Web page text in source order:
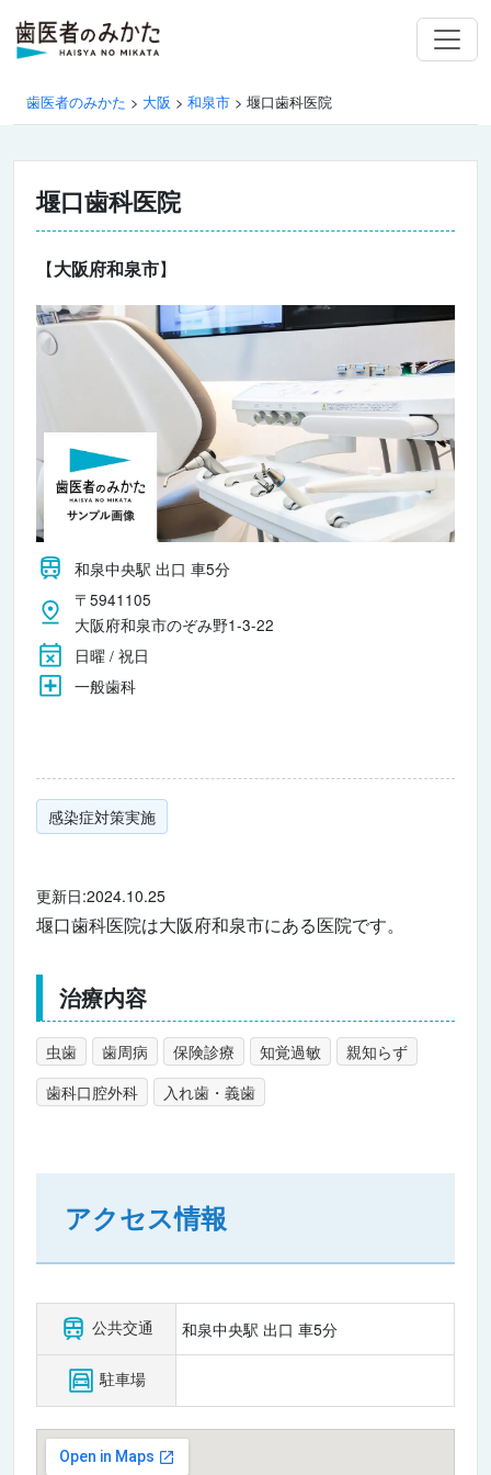
歯医者のみかた > 大阪 > 和泉市 > 堰口歯科医院
堰口歯科医院
【大阪府和泉市】
和泉中央駅 出口 車5分
〒5941105
大阪府和泉市のぞみ野1-3-22
日曜 / 祝日
一般歯科
感染症対策実施
更新日:2024.10.25
堰口歯科医院は大阪府和泉市にある医院です。
治療内容
虫歯 歯周病 保険診療 知覚過敏
親知らず
歯科口腔外科
入れ歯・義歯
アクセス情報
公共交通 和泉中央駅 出口 車5分
駐車場